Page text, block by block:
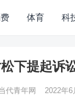
体育 科
下提起诉
代青年网 2022年6